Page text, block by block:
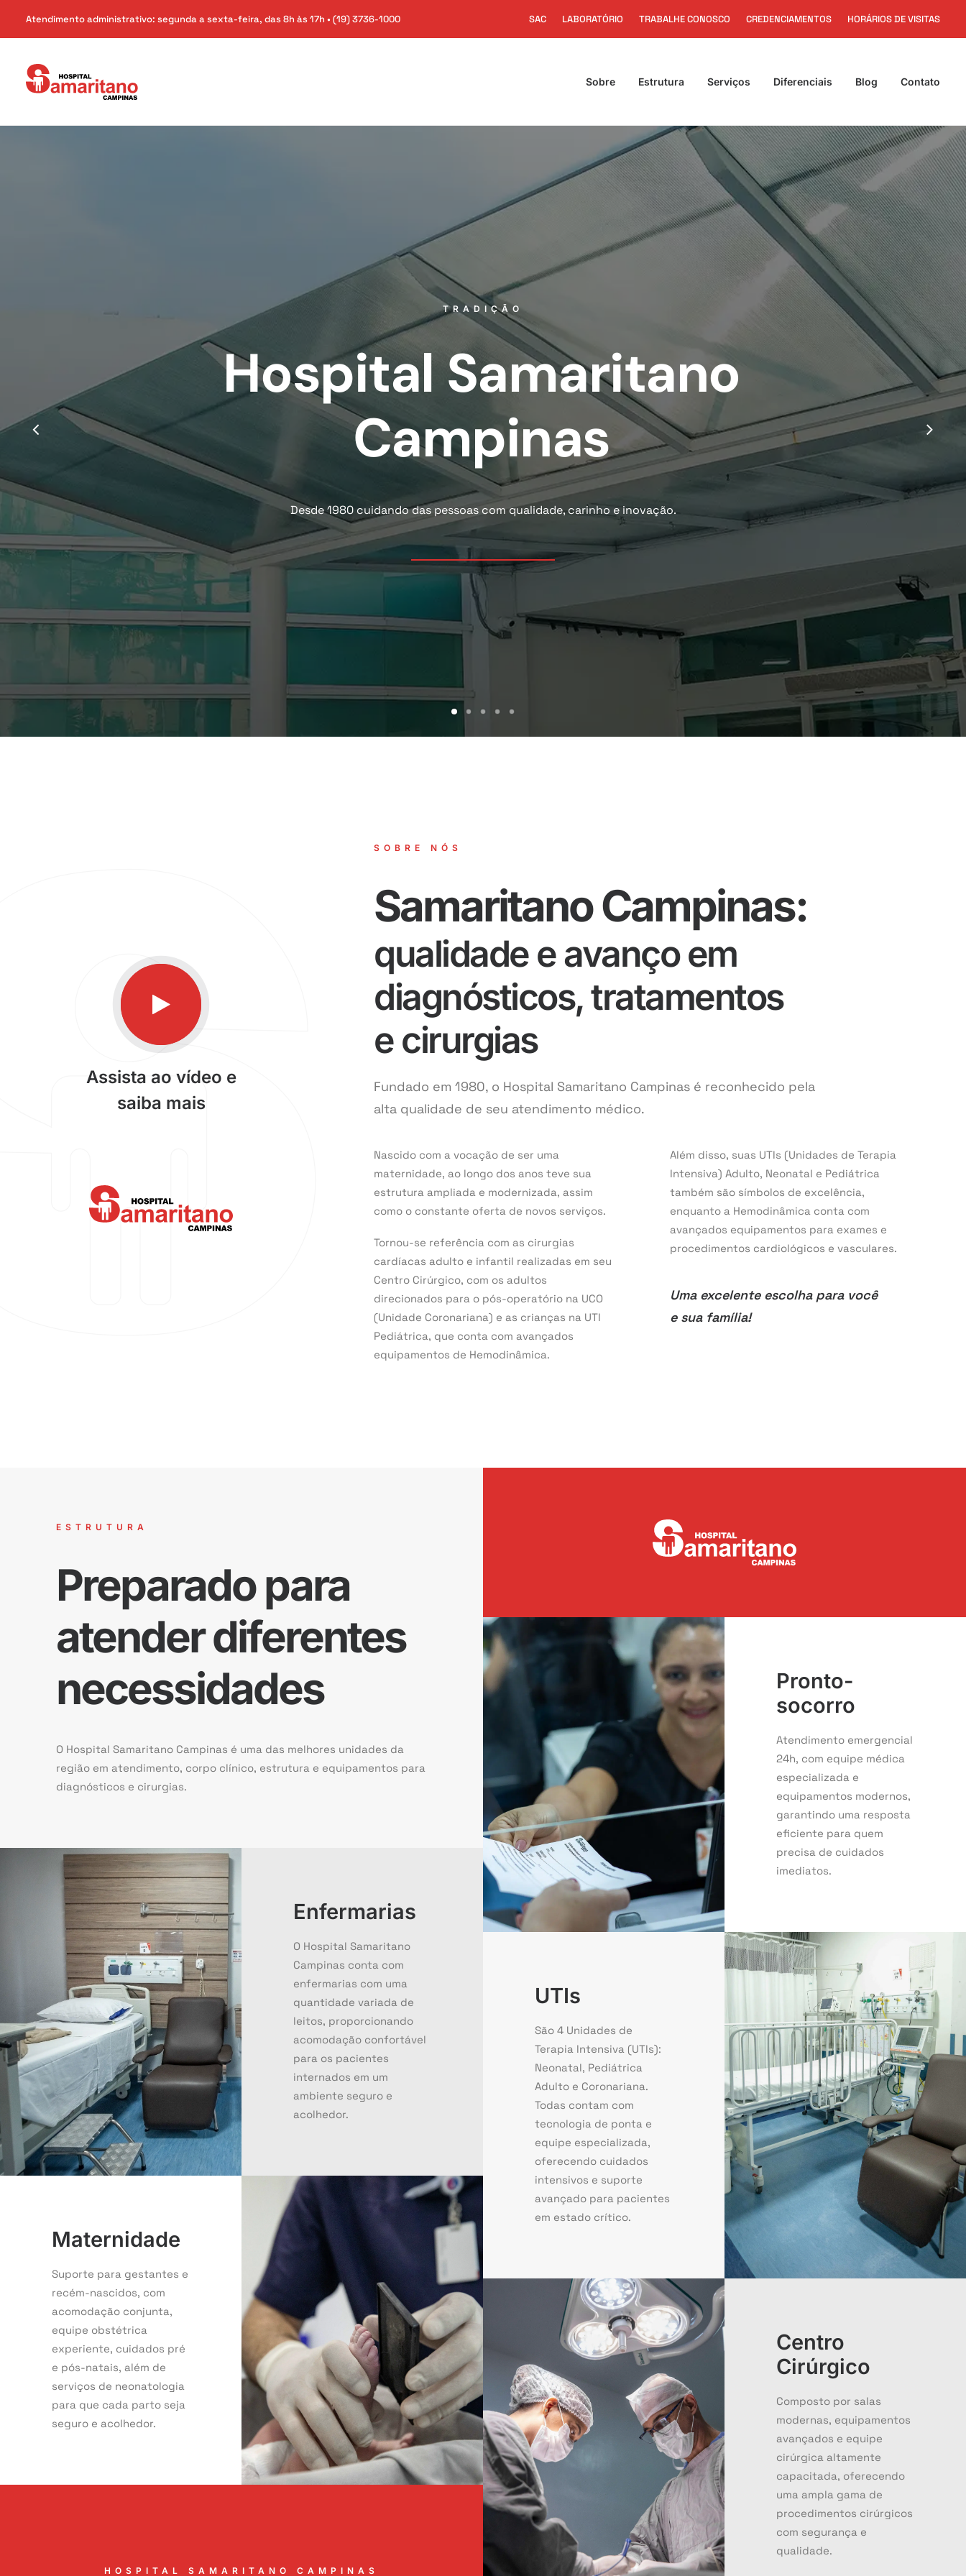
Atendimento administrativo: segunda a sexta-feira, das 8h às 17h • (19) 3736-1000 SAC LABORATÓRIO TRABALHE CONOSCO CREDENCIAMENTOS HORÁRIOS DE VISITAS
Sobre Estrutura Serviços Diferenciais Blog Contato
TRADIÇÃO
HospitalSamaritano
Campinas
Desde 1980 cuidando das pessoas com qualidade, carinho e inovação.
Assista ao vídeo e
saiba mais
SOBRE NÓS
Samaritano Campinas:
qualidade e avanço em
diagnósticos, tratamentos
e cirurgias
Fundado em 1980, o Hospital Samaritano Campinas é reconhecido pela
alta qualidade de seu atendimento médico.
Nascido com a vocação de ser uma
maternidade, ao longo dos anos teve sua
estrutura ampliada e modernizada, assim
como o constante oferta de novos serviços.
Tornou-se referência com as cirurgias
cardíacas adulto e infantil realizadas em seu
Centro Cirúrgico, com os adultos
direcionados para o pós-operatório na UCO
(Unidade Coronariana) e as crianças na UTI
Pediátrica, que conta com avançados
equipamentos de Hemodinâmica.
Além disso, suas UTIs (Unidades de Terapia
Intensiva) Adulto, Neonatal e Pediátrica
também são símbolos de excelência,
enquanto a Hemodinâmica conta com
avançados equipamentos para exames e
procedimentos cardiológicos e vasculares.
Uma excelente escolha para você
e sua família!
ESTRUTURA
Preparado para
atender diferentes
necessidades
O Hospital Samaritano Campinas é uma das melhores unidades da
região em atendimento, corpo clínico, estrutura e equipamentos para
diagnósticos e cirurgias.
Enfermarias
O Hospital Samaritano
Campinas conta com
enfermarias com uma
quantidade variada de
leitos, proporcionando
acomodação confortável
para os pacientes
internados em um
ambiente seguro e
acolhedor.
Maternidade
Suporte para gestantes e
recém-nascidos, com
acomodação conjunta,
equipe obstétrica
experiente, cuidados pré
e pós-natais, além de
serviços de neonatologia
para que cada parto seja
seguro e acolhedor.
HOSPITAL SAMARITANO CAMPINAS
Pronto-
socorro
Atendimento emergencial
24h, com equipe médica
especializada e
equipamentos modernos,
garantindo uma resposta
eficiente para quem
precisa de cuidados
imediatos.
UTIs
São 4 Unidades de
Terapia Intensiva (UTIs):
Neonatal, Pediátrica
Adulto e Coronariana.
Todas contam com
tecnologia de ponta e
equipe especializada,
oferecendo cuidados
intensivos e suporte
avançado para pacientes
em estado crítico.
Centro
Cirúrgico
Composto por salas
modernas, equipamentos
avançados e equipe
cirúrgica altamente
capacitada, oferecendo
uma ampla gama de
procedimentos cirúrgicos
com segurança e
qualidade.